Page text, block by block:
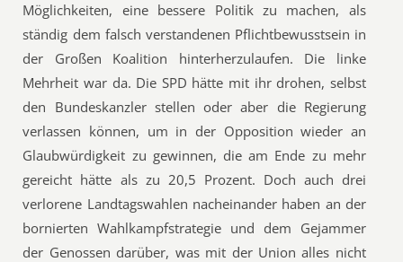
Möglichkeiten, eine bessere Politik zu machen, als
ständig dem falsch verstandenen Pflichtbewusstsein in
der Großen Koalition hinterherzulaufen. Die linke
Mehrheit war da. Die SPD hätte mit ihr drohen, selbst
den Bundeskanzler stellen oder aber die Regierung
verlassen können, um in der Opposition wieder an
Glaubwürdigkeit zu gewinnen, die am Ende zu mehr
gereicht hätte als zu 20,5 Prozent. Doch auch drei
verlorene Landtagswahlen nacheinander haben an der
bornierten Wahlkampfstrategie und dem Gejammer
der Genossen darüber, was mit der Union alles nicht